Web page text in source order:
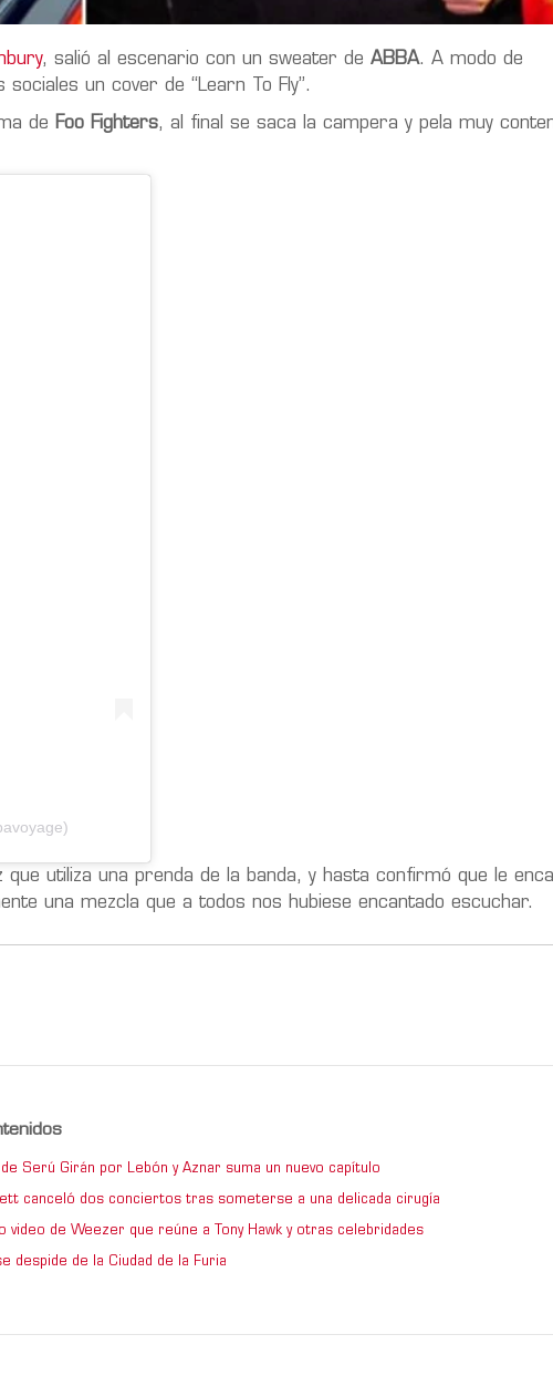
, salió al escenario con un sweater de ABBA. A modo de
un cover de “Learn To Fly”.
de Foo Fighters, al final se saca la campera y pela muy
utiliza una prenda de la banda, y hasta confirmó que le
una mezcla que a todos nos hubiese encantado escuchar.
de Serú Girán por Lebón y Aznar suma un nuevo capítulo
canceló dos conciertos tras someterse a una delicada cirugía
video de Weezer que reúne a Tony Hawk y otras celebridades
despide de la Ciudad de la Furia